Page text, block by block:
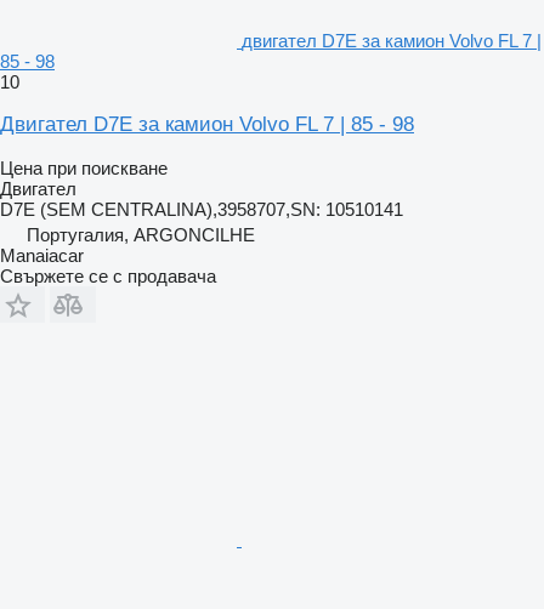
двигател D7E за камион Volvo FL 7 |
85 - 98
10
Двигател D7E за камион Volvo FL 7 | 85 - 98
Цена при поискване
Двигател
D7E (SEM CENTRALINA),3958707,SN: 10510141
Португалия, ARGONCILHE
Manaiacar
Свържете се с продавача